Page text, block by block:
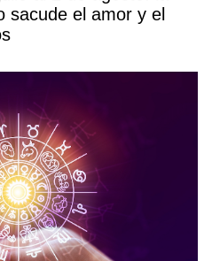
sacude el amor y el